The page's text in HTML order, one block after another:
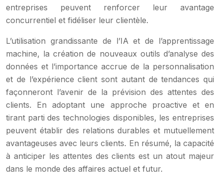
entreprises peuvent renforcer leur avantage
concurrentiel et fidéliser leur clientèle.
L’utilisation grandissante de l’IA et de l’apprentissage
machine, la création de nouveaux outils d’analyse des
données et l’importance accrue de la personnalisation
et de l’expérience client sont autant de tendances qui
façonneront l’avenir de la prévision des attentes des
clients. En adoptant une approche proactive et en
tirant parti des technologies disponibles, les entreprises
peuvent établir des relations durables et mutuellement
avantageuses avec leurs clients. En résumé, la capacité
à anticiper les attentes des clients est un atout majeur
dans le monde des affaires actuel et futur.